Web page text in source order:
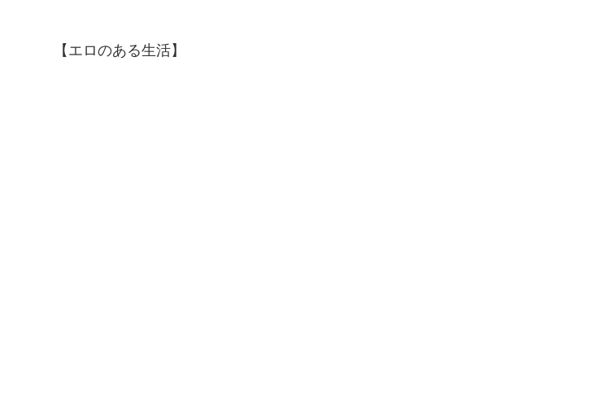
【エロのある生活】